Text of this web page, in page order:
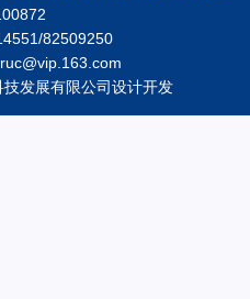
82509250
发展有限公司设计开发